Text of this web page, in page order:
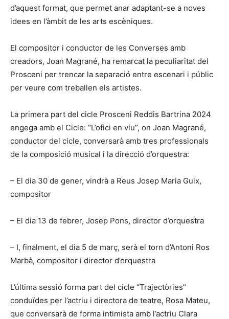
d’aquest format, que permet anar adaptant-se a noves
idees en l’àmbit de les arts escèniques.
El compositor i conductor de les Converses amb
creadors, Joan Magrané, ha remarcat la peculiaritat del
Prosceni per trencar la separació entre escenari i públic
per veure com treballen els artistes.
La primera part del cicle Prosceni Reddis Bartrina 2024
engega amb el Cicle: “L’ofici en viu”, on Joan Magrané,
conductor del cicle, conversarà amb tres professionals
de la composició musical i la direcció d’orquestra:
– El dia 30 de gener, vindrà a Reus Josep Maria Guix,
compositor
– El dia 13 de febrer, Josep Pons, director d’orquestra
– I, finalment, el dia 5 de març, serà el torn d’Antoni Ros
Marbà, compositor i director d’orquestra
L’última sessió forma part del cicle “Trajectòries”
conduïdes per l’actriu i directora de teatre, Rosa Mateu,
que conversarà de forma intimista amb l’actriu Clara